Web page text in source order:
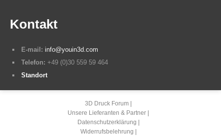
Kontakt
E-mail: info@youin3d.com
Telefon: +49 (0)30 559 59 464
Standort
3D Druck Forum
Unsere Lieferanten & Partner
Datenschutzerklärung
Widerrufsbelehrung